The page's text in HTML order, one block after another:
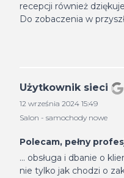
recepcji również
Do zobaczenia w
Użytkownik sieci
12 września 2024 15:49
Salon - samochody nowe
Polecam, pełny
... obsługa i dbanie o
nie tylko jak chodzi o